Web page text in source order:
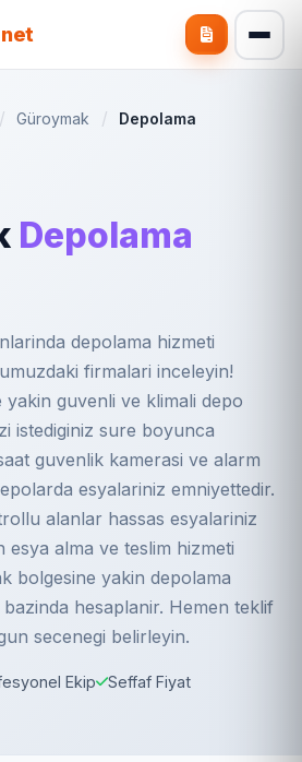
Güroymak Depolama
Depolama
depolama hizmeti
firmalari inceleyin!
guvenli ve klimali depo
istediginiz sure boyunca
guvenlik kamerasi ve alarm
esyalariniz emniyettedir.
alanlar hassas esyalariniz
esya alma ve teslim hizmeti
bolgesine yakin depolama
hesaplanir. Hemen teklif
secenegi belirleyin.
Ekip
Seffaf Fiyat